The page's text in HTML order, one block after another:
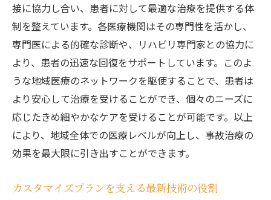
接に協力し合い、患者に対して最適な治療を提供する体
制を整えています。各医療機関はその専門性を活かし、
専門医による的確な診断や、リハビリ専門家との協力に
より、患者の迅速な回復をサポートしています。このよ
うな地域医療のネットワークを駆使することで、患者は
より安心して治療を受けることができ、個々のニーズに
応じたきめ細やかなケアを受けることが可能です。以上
により、地域全体での医療レベルが向上し、事故治療の
効果を最大限に引き出すことができます。
カスタマイズプランを支える最新技術の役割